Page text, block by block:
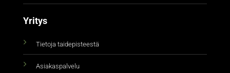
Yritys
Tietoja taidepisteestä
Asiakaspalvelu